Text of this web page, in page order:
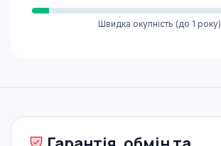
Швидка окупність (до 1 року)